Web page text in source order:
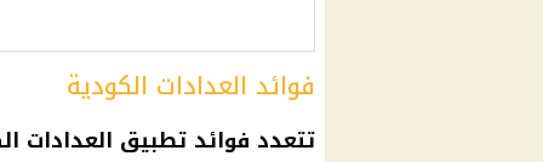
فوائد العدادات الكودية
تتعدد فوائد تطبيق العدادات